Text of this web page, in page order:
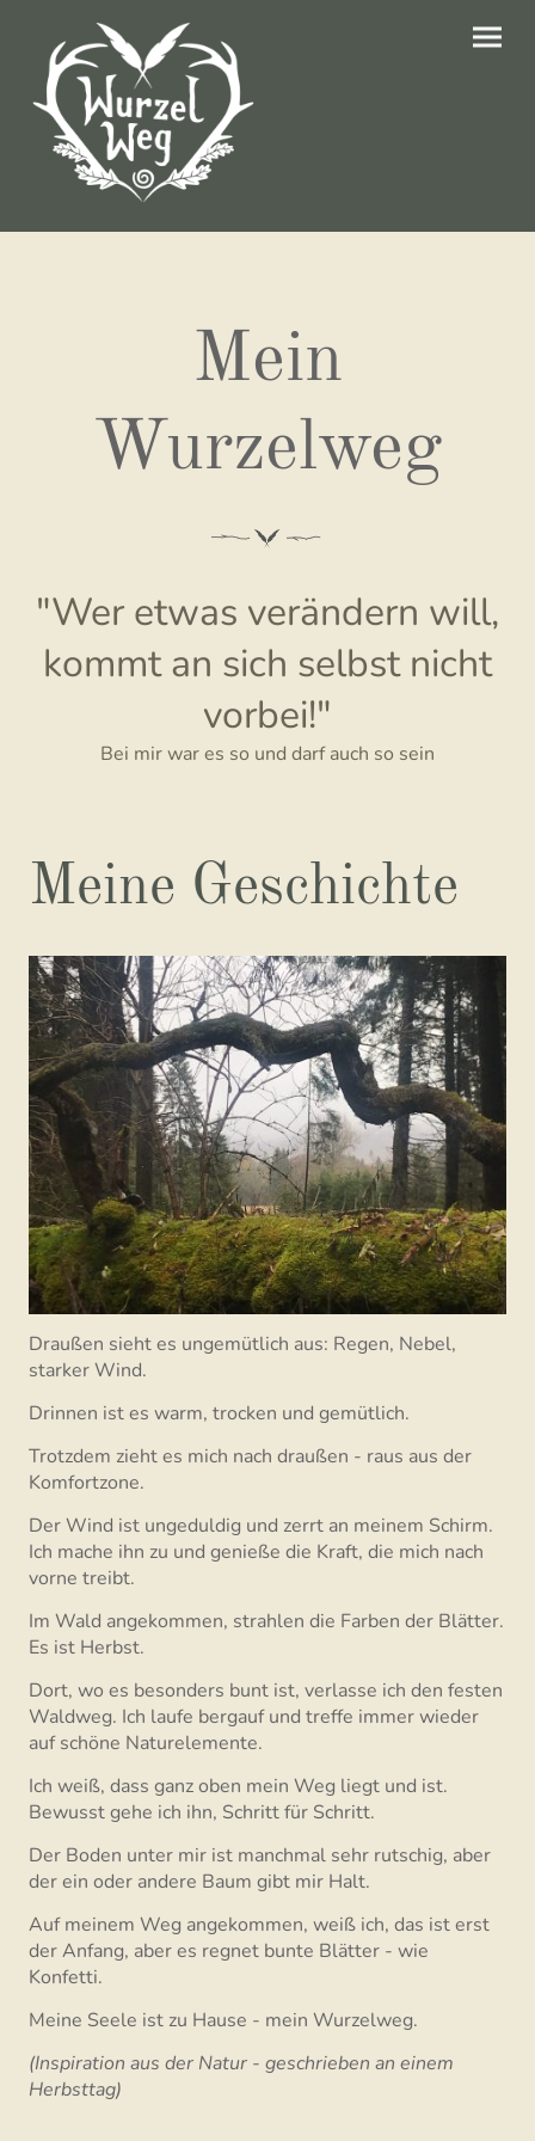
Mein
Wurzelweg
"Wer etwas verändern will,
kommt an sich selbst nicht
vorbei!"
Bei mir war es so und darf auch so sein
Meine Geschichte
Draußen sieht es ungemütlich aus: Regen, Nebel,
starker Wind.
Drinnen ist es warm, trocken und gemütlich.
Trotzdem zieht es mich nach draußen - raus aus der
Komfortzone.
Der Wind ist ungeduldig und zerrt an meinem Schirm.
Ich mache ihn zu und genieße die Kraft, die mich nach
vorne treibt.
Im Wald angekommen, strahlen die Farben der Blätter.
Es ist Herbst.
Dort, wo es besonders bunt ist, verlasse ich den festen
Waldweg. Ich laufe bergauf und treffe immer wieder
auf schöne Naturelemente.
Ich weiß, dass ganz oben mein Weg liegt und ist.
Bewusst gehe ich ihn, Schritt für Schritt.
Der Boden unter mir ist manchmal sehr rutschig, aber
der ein oder andere Baum gibt mir Halt.
Auf meinem Weg angekommen, weiß ich, das ist erst
der Anfang, aber es regnet bunte Blätter - wie
Konfetti.
Meine Seele ist zu Hause - mein Wurzelweg.
(Inspiration aus der Natur - geschrieben an einem
Herbsttag)